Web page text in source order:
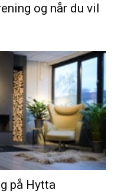
og når du vil
på Hytta